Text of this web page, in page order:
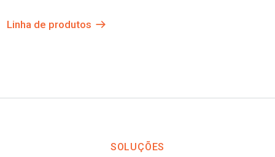
Linha de produtos
SOLUÇÕES